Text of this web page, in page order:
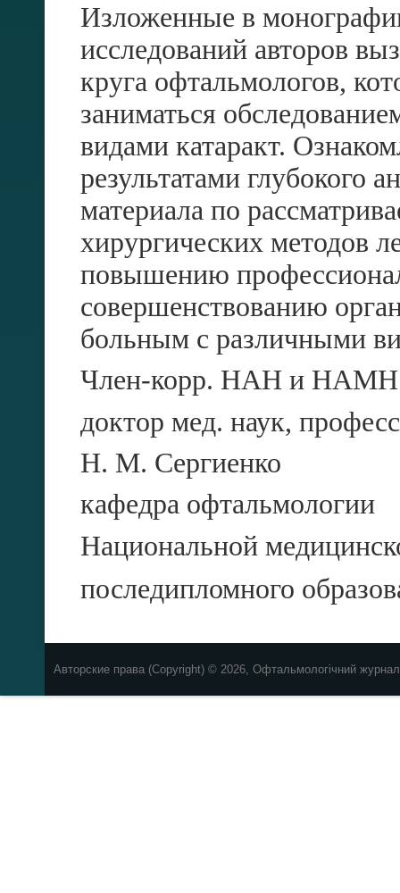
Изложенные в
исследований авторов
круга офтальмологов,
заниматься
видами катаракт.
результатами глубокого
материала по
хирургических методов
повышению
совершенствованию
больным с различными
Член-корр. HAH и
доктор мед. наук,
Н. М. Сергиенко
кафедра офтальмологии
Национальной
последипломного
Авторские права (Copyright) © 2026, Офтальмологічний